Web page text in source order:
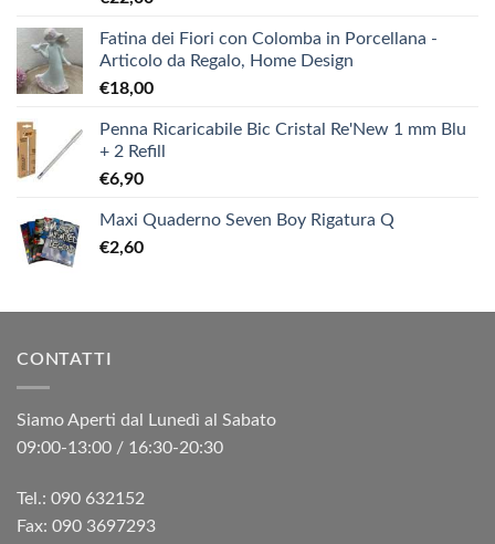
Fatina dei Fiori con Colomba in Porcellana -
Articolo da Regalo, Home Design
€18,00
Penna Ricaricabile Bic Cristal Re'New 1 mm Blu
+ 2 Refill
€6,90
Maxi Quaderno Seven Boy Rigatura Q
€2,60
CONTATTI
Siamo Aperti dal Lunedì al Sabato
09:00-13:00 / 16:30-20:30
Tel.: 090 632152
Fax: 090 3697293‬